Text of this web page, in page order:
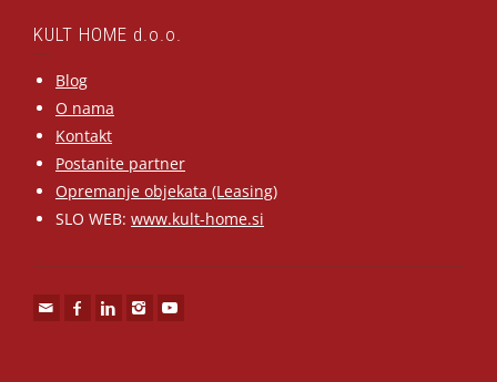
KULT HOME d.o.o.
Blog
O nama
Kontakt
Postanite partner
Opremanje objekata (Leasing)
SLO WEB: www.kult-home.si